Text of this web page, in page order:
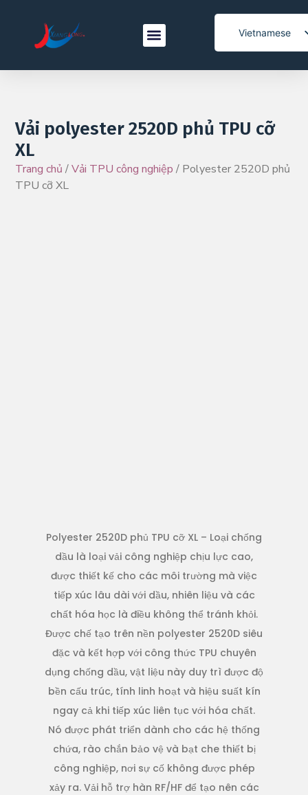
Vietnamese
English
Korean
Japanese
Vải polyester 2520D phủ TPU cỡ
XL
Trang chủ /Vải TPU công nghiệp / Polyester 2520D phủ
TPU cỡ XL
Polyester 2520D phủ TPU cỡ XL – Loại chống
dầu là loại vải công nghiệp chịu lực cao,
được thiết kế cho các môi trường mà việc
tiếp xúc lâu dài với dầu, nhiên liệu và các
chất hóa học là điều không thể tránh khỏi.
Được chế tạo trên nền polyester 2520D siêu
đặc và kết hợp với công thức TPU chuyên
dụng chống dầu, vật liệu này duy trì được độ
bền cấu trúc, tính linh hoạt và hiệu suất kín
ngay cả khi tiếp xúc liên tục với hóa chất.
Nó được phát triển dành cho các hệ thống
chứa, rào chắn bảo vệ và bạt che thiết bị
công nghiệp, nơi sự cố không được phép
xảy ra. Vải hỗ trợ hàn RF/HF để tạo nên các